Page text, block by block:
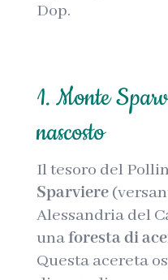
Dop.
1. Monte
nascosto
Il tesoro del
Sparviere
Alessandria del
unaforesta di
Questa acereta